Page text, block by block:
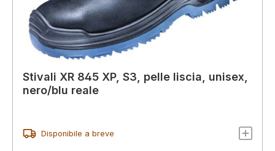
Stivali XR 845 XP, S3, pelle liscia, unisex,
nero/blu reale
Disponibile a breve